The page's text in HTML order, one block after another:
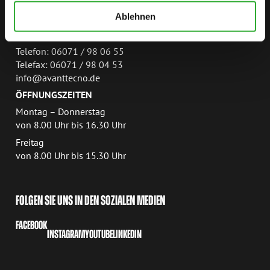
Ablehnen
KONTAKT
Telefon: 06071 / 98 06 55
Telefax: 06071 / 98 04 53
info@avanttecno.de
ÖFFNUNGSZEITEN
Montag – Donnerstag
von 8.00 Uhr bis 16.30 Uhr
Freitag
von 8.00 Uhr bis 15.30 Uhr
FOLGEN SIE UNS IN DEN SOZIALEN MEDIEN
FACEBOOK
INSTAGRAMYOUTUBELINKEDIN